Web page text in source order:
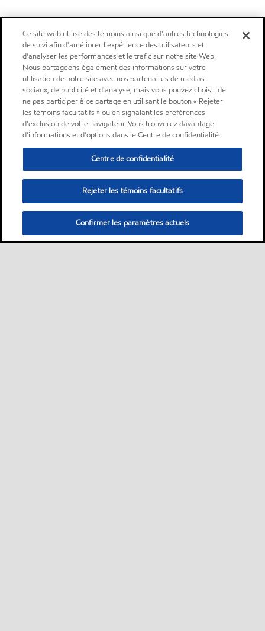
Ce site web utilise des témoins ainsi que d'autres technologies
de suivi afin d'améliorer l'expérience des utilisateurs et
d'analyser les performances et le trafic sur notre site Web.
Nous partageons également des informations sur votre
utilisation de notre site avec nos partenaires de médias
sociaux, de publicité et d'analyse, mais vous pouvez choisir de
ne pas participer à ce partage en utilisant le bouton « Rejeter
les témoins facultatifs » ou en signalant les préférences
d'exclusion de votre navigateur. Vous trouverez davantage
d'informations et d'options dans le Centre de confidentialité.
Centre de confidentialité
Rejeter les témoins facultatifs
Confirmer les paramètres actuels